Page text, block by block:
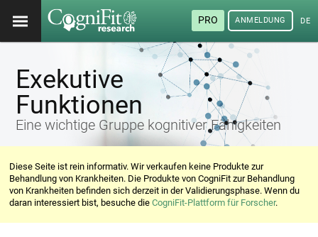
PRO ANMELDUNG
Exekutive
Funktionen
Eine wichtige Gruppe kognitiver Fähigkeiten
Diese Seite ist rein informativ. Wir verkaufen keine Produkte zur
Behandlung von Krankheiten. Die Produkte von CogniFit zur Behandlung
von Krankheiten befinden sich derzeit in der Validierungsphase. Wenn du
daran interessiert bist, besuche dieCogniFit-Plattform für Forscher.